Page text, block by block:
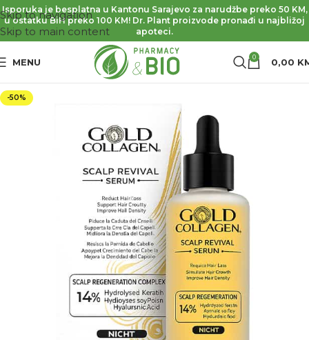
Skip to navigation
Skip to main content
Isporuka je besplatna u Kantonu Sarajevo za narudžbe preko 50 KM,
u ostatku BiH preko 100 KM! Dr. Plant proizvode pronađi u najbližoj
apoteci.
MENU 0 0,00
-50%